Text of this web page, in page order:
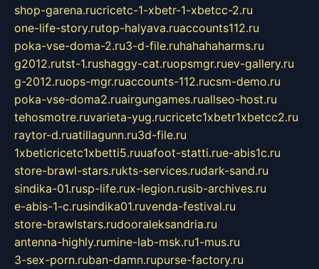
shop-garena.rucricetc-1-xbetr-1-xbetcc-2.ru
one-life-story.rutop-halyava.ruaccounts112.ru
poka-vse-doma-2.ru3-d-file.ruhahahaharms.ru
g2012.rutst-1.rushaggy-cat.ruopsmgr.ruev-gallery.ru
g-2012.ruops-mgr.ruaccounts-112.rucsm-demo.ru
poka-vse-doma2.ruairgungames.ruallseo-host.ru
tehosmotre.ruvarieta-yug.rucricetc1xbetr1xbetcc2.ru
raytor-d.ruatillagunn.ru3d-file.ru
1xbeticricetc1xbetti5.ruuafoot-statti.rue-abis1c.ru
store-brawl-stars.rukts-services.rudark-sand.ru
sindika-01.rusp-life.rux-legion.rusib-archives.ru
e-abis-1-c.rusindika01.ruvenda-festival.ru
store-brawlstars.rudooraleksandria.ru
antenna-highly.rumine-lab-msk.ru1-mus.ru
3-sex-porn.ruban-damn.rupurse-factory.ru